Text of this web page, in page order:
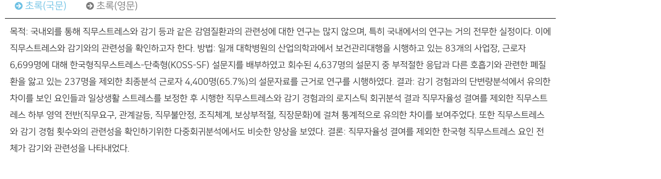
초록(국문) 초록(영문)
목적: 국내외를 통해 직무스트레스와 감기 등과 같은 감염질환과의 관련성에 대한 연구는 많지 않으며, 특히 국내에서의 연구는 거의 전무한 실정이다. 이에
직무스트레스와 감기와의 관련성을 확인하고자 한다. 방법: 일개 대학병원의 산업의학과에서 보건관리대행을 시행하고 있는 83개의 사업장, 근로자
6,699명에 대해 한국형직무스트레스-단축형(KOSS-SF) 설문지를 배부하였고 회수된 4,637명의 설문지 중 부적절한 응답과 다른 호흡기와 관련한 폐질
환을 앓고 있는 237명을 제외한 최종분석 근로자 4,400명(65.7%)의 설문자료를 근거로 연구를 시행하였다. 결과: 감기 경험과의 단변량분석에서 유의한
차이를 보인 요인들과 일상생활 스트레스를 보정한 후 시행한 직무스트레스와 감기 경험과의 로지스틱 회귀분석 결과 직무자율성 결여를 제외한 직무스트
레스 하부 영역 전반(직무요구, 관계갈등, 직무불안정, 조직체계, 보상부적절, 직장문화)에 걸쳐 통계적으로 유의한 차이를 보여주었다. 또한 직무스트레스
와 감기 경험 횟수와의 관련성을 확인하기위한 다중회귀분석에서도 비슷한 양상을 보였다. 결론: 직무자율성 결여를 제외한 한국형 직무스트레스 요인 전
체가 감기와 관련성을 나타내었다.